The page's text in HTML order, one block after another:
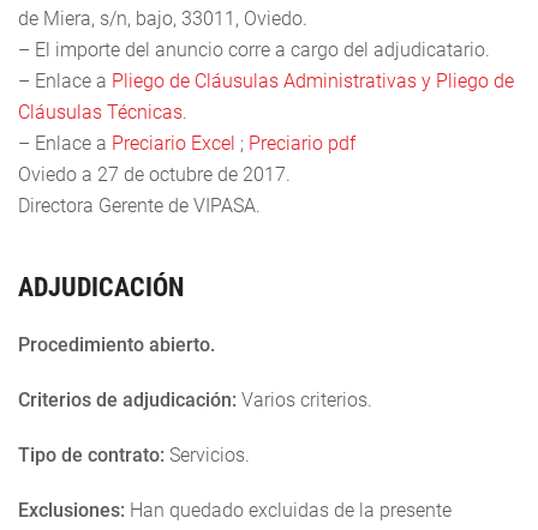
de Miera, s/n, bajo, 33011, Oviedo.
– El importe del anuncio corre a cargo del adjudicatario.
– Enlace a Pliego de Cláusulas Administrativas y Pliego de
Cláusulas Técnicas.
– Enlace a Preciario Excel ; Preciario pdf
Oviedo a 27 de octubre de 2017.
Directora Gerente de VIPASA.
ADJUDICACIÓN
Procedimiento abierto.
Criterios de adjudicación: Varios criterios.
Tipo de contrato: Servicios.
Exclusiones: Han quedado excluidas de la presente